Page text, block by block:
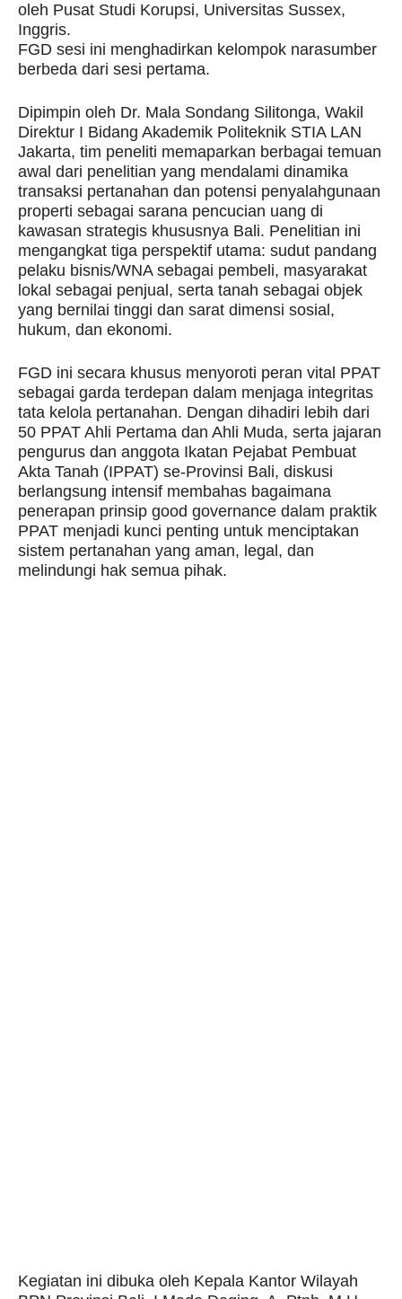
oleh Pusat Studi Korupsi, Universitas Sussex,
Inggris.
FGD sesi ini menghadirkan kelompok narasumber
berbeda dari sesi pertama.
Dipimpin oleh Dr. Mala Sondang Silitonga, Wakil
Direktur I Bidang Akademik Politeknik STIA LAN
Jakarta, tim peneliti memaparkan berbagai temuan
awal dari penelitian yang mendalami dinamika
transaksi pertanahan dan potensi penyalahgunaan
properti sebagai sarana pencucian uang di
kawasan strategis khususnya Bali. Penelitian ini
mengangkat tiga perspektif utama: sudut pandang
pelaku bisnis/WNA sebagai pembeli, masyarakat
lokal sebagai penjual, serta tanah sebagai objek
yang bernilai tinggi dan sarat dimensi sosial,
hukum, dan ekonomi.
FGD ini secara khusus menyoroti peran vital PPAT
sebagai garda terdepan dalam menjaga integritas
tata kelola pertanahan. Dengan dihadiri lebih dari
50 PPAT Ahli Pertama dan Ahli Muda, serta jajaran
pengurus dan anggota Ikatan Pejabat Pembuat
Akta Tanah (IPPAT) se-Provinsi Bali, diskusi
berlangsung intensif membahas bagaimana
penerapan prinsip good governance dalam praktik
PPAT menjadi kunci penting untuk menciptakan
sistem pertanahan yang aman, legal, dan
melindungi hak semua pihak.
Kegiatan ini dibuka oleh Kepala Kantor Wilayah